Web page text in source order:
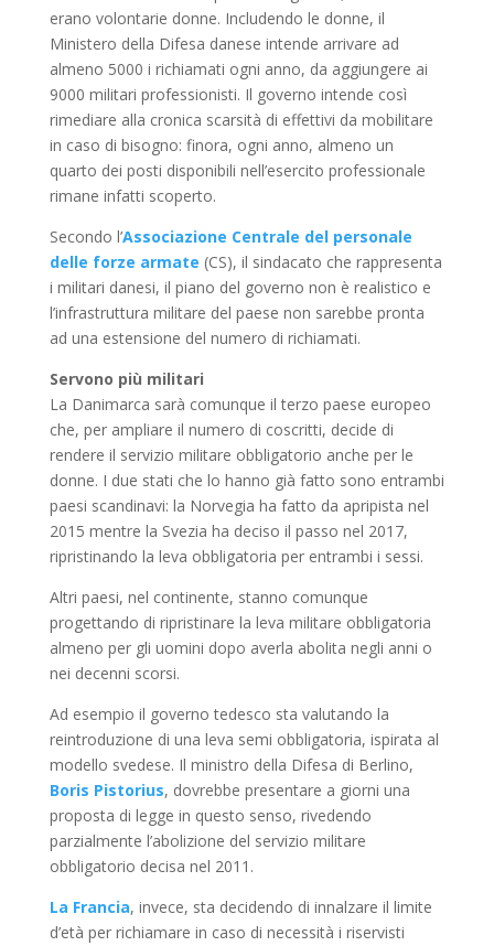
erano volontarie donne. Includendo le donne, il
Ministero della Difesa danese intende arrivare ad
almeno 5000 i richiamati ogni anno, da aggiungere ai
9000 militari professionisti. Il governo intende così
rimediare alla cronica scarsità di effettivi da mobilitare
in caso di bisogno: finora, ogni anno, almeno un
quarto dei posti disponibili nell’esercito professionale
rimane infatti scoperto.
Secondo l’Associazione Centrale del personale
delle forze armate (CS), il sindacato che rappresenta
i militari danesi, il piano del governo non è realistico e
l’infrastruttura militare del paese non sarebbe pronta
ad una estensione del numero di richiamati.
Servono più militari
La Danimarca sarà comunque il terzo paese europeo
che, per ampliare il numero di coscritti, decide di
rendere il servizio militare obbligatorio anche per le
donne. I due stati che lo hanno già fatto sono entrambi
paesi scandinavi: la Norvegia ha fatto da apripista nel
2015 mentre la Svezia ha deciso il passo nel 2017,
ripristinando la leva obbligatoria per entrambi i sessi.
Altri paesi, nel continente, stanno comunque
progettando di ripristinare la leva militare obbligatoria
almeno per gli uomini dopo averla abolita negli anni o
nei decenni scorsi.
Ad esempio il governo tedesco sta valutando la
reintroduzione di una leva semi obbligatoria, ispirata al
modello svedese. Il ministro della Difesa di Berlino,
Boris Pistorius, dovrebbe presentare a giorni una
proposta di legge in questo senso, rivedendo
parzialmente l’abolizione del servizio militare
obbligatorio decisa nel 2011.
La Francia, invece, sta decidendo di innalzare il limite
d’età per richiamare in caso di necessità i riservisti